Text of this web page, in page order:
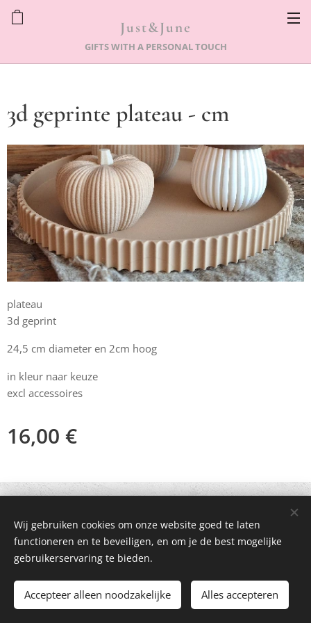
Just&June
GIFTS WITH A PERSONAL TOUCH
3d geprinte plateau - cm
plateau
3d geprint
24,5 cm diameter en 2cm hoog
in kleur naar keuze
excl accessoires
16,00 €
Toevoegen aan de winkelwagen
Mogelijk gemaakt door
Webnode Cookies
Wij gebruiken cookies om onze website goed te laten
functioneren en te beveiligen, en om je de best mogelijke
gebruikerservaring te bieden.
Accepteer alleen noodzakelijke Alles accepteren